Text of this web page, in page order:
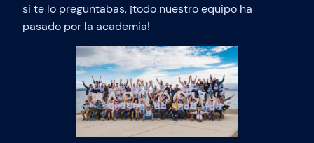
si te lo preguntabas, ¡todo nuestro equipo ha
pasado por la academia!